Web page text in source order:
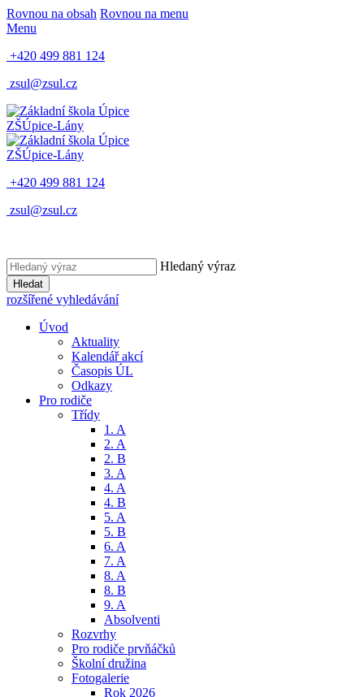
Rovnou na obsah Rovnou na menu
Menu
+420 499 881 124
zsul@zsul.cz
ZŠÚpice-Lány
ZŠÚpice-Lány
+420 499 881 124
zsul@zsul.cz
Hledaný výraz
Hledat
rozšířené vyhledávání
Úvod
Aktuality
Kalendář akcí
Časopis ÚL
Odkazy
Pro rodiče
Třídy
1. A
2. A
2. B
3. A
4. A
4. B
5. A
5. B
6. A
7. A
8. A
8. B
9. A
Absolventi
Rozvrhy
Pro rodiče prvňáčků
Školní družina
Fotogalerie
Rok 2026